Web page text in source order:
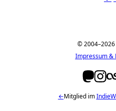
©
Impressum &
←Mitglied im